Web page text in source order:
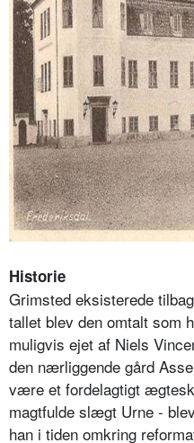
Historie
Grimsted eksisterede
tallet blev den omtalt som
muligvis ejet af Niels
den nærliggende gård
være et fordelagtigt
magtfulde slægt Urne -
han i tiden omkring